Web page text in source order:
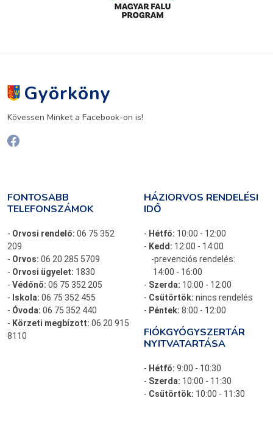
Györköny
Kövessen Minket a Facebook-on is!
FONTOSABB
TELEFONSZÁMOK
- Orvosi rendelő: 06 75 352
209
- Orvos: 06 20 285 5709
- Orvosi ügyelet: 1830
- Védőnő: 06 75 352 205
- Iskola: 06 75 352 455
- Óvoda: 06 75 352 440
- Körzeti megbízott: 06 20 915
8110
HÁZIORVOS RENDELÉSI
IDŐ
- Hétfő: 10:00 - 12:00
- Kedd: 12:00 - 14:00
-prevenciós rendelés:
14:00 - 16:00
- Szerda: 10:00 - 12:00
- Csütörtök: nincs rendelés
- Péntek: 8:00 - 12:00
FIÓKGYÓGYSZERTÁR
NYITVATARTÁSA
- Hétfő: 9:00 - 10:30
- Szerda: 10:00 - 11:30
- Csütörtök: 10:00 - 11:30